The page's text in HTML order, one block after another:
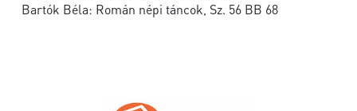
Bartók Béla: Román népi táncok, Sz. 56 BB 68